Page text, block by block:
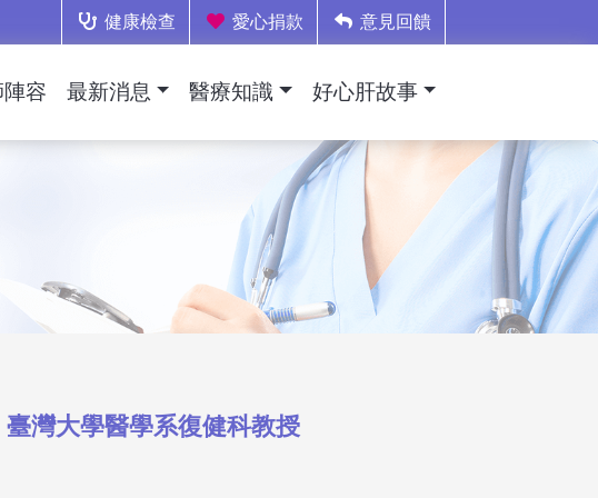
健康檢查 愛心捐款 意見回饋
容 最新消息 醫療知識 好心肝故事
灣大學醫學系復健科教授